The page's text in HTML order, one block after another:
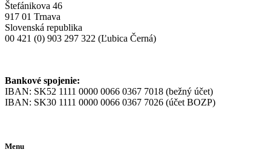
Štefánikova 46
917 01 Trnava
Slovenská republika
00 421 (0) 903 297 322 (Ľubica Černá)
Bankové spojenie:
IBAN: SK52 1111 0000 0066 0367 7018 (bežný účet)
IBAN: SK30 1111 0000 0066 0367 7026 (účet BOZP)
Menu